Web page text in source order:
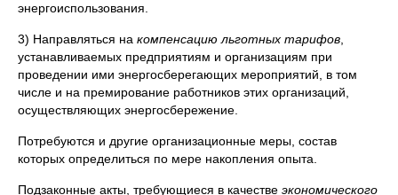
энергоиспользования.
3) Направляться на компенсацию льготных тарифов
устанавливаемых предприятиям и организациям при
проведении ими энергосберегающих мероприятий, в том
числе и на премирование работников этих организаций,
осуществляющих энергосбережение.
Потребуются и другие организационные меры, состав
которых определиться по мере накопления опыта.
Подзаконные акты, требующиеся в качестве экономического